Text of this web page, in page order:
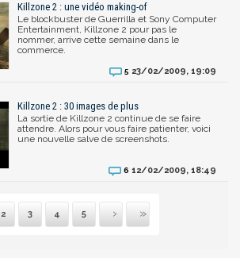
Killzone 2 : une vidéo making-of
Le blockbuster de Guerrilla et Sony Computer
Entertainment, Killzone 2 pour pas le
nommer, arrive cette semaine dans le
commerce.
5 23/02/2009, 19:09
Killzone 2 : 30 images de plus
La sortie de Killzone 2 continue de se faire
attendre. Alors pour vous faire patienter, voici
une nouvelle salve de screenshots.
6 12/02/2009, 18:49
2 3 4 5
Suivante
Dernière